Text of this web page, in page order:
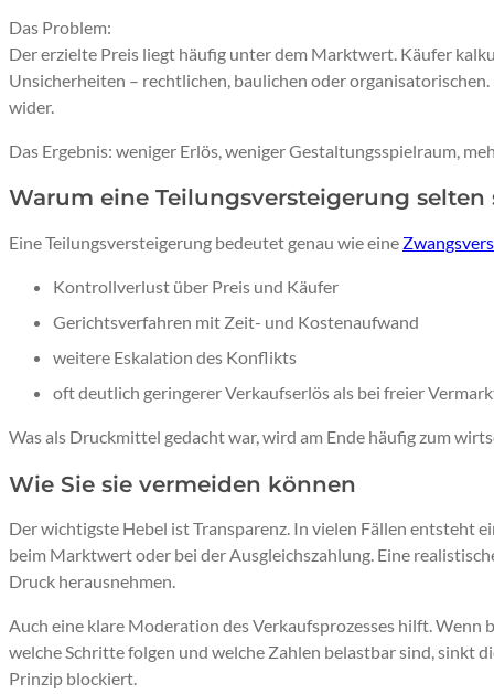
Das Problem:
Der erzielte Preis liegt häufig unter dem Marktwert. Käufer
Unsicherheiten – rechtlichen, baulichen oder
wider.
Das Ergebnis: weniger Erlös, weniger Gestaltungsspielraum,
Warum eine Teilungsversteigerung
Eine Teilungsversteigerung bedeutet genau wie eine
Kontrollverlust über Preis und Käufer
Gerichtsverfahren mit Zeit- und Kostenaufwand
weitere Eskalation des Konflikts
oft deutlich geringerer Verkaufserlös als bei freier
Was als Druckmittel gedacht war, wird am Ende häufig zum
Wie Sie sie vermeiden können
Der wichtigste Hebel ist Transparenz. In vielen Fällen entsteht
beim Marktwert oder bei der Ausgleichszahlung. Eine
Druck herausnehmen.
Auch eine klare Moderation des Verkaufsprozesses hilft. Wenn
welche Schritte folgen und welche Zahlen belastbar sind, sinkt
Prinzip blockiert.